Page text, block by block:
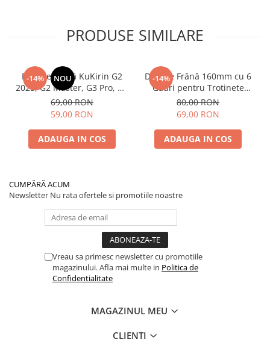
PRODUSE SIMILARE
-14% NOU
Plăcuțe Frână KuKirin G2
2025, G2 Master, G3 Pro, G4
– Set 2 Bucăți (Față sau
Spate) Premium
69,00 RON
59,00 RON
ADAUGA IN COS
-14%
Disc de Frână 160mm cu 6
Găuri pentru Trotinete
Electrice KuKirin G4 (Model
2025) și KuKirin G2 –
Performanță Premium
80,00 RON
69,00 RON
ADAUGA IN COS
CUMPĂRĂ ACUM
Newsletter Nu rata ofertele si promotiile noastre
Vreau sa primesc newsletter cu promotiile
magazinului. Afla mai multe in Politica de
Confidentialitate
MAGAZINUL MEU
CLIENTI